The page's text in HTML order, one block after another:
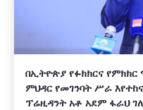
በኢትዮጵያ የፉክክርና
ምህዳር የመገንባት ሥራ
ፕሬዚዳንት አቶ አደም ፋራህ